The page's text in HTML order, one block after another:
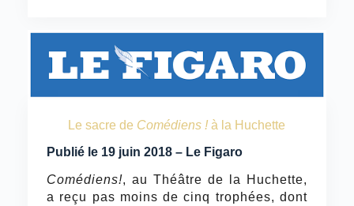
Le sacre de Comédiens !à la Huchette
Publié le 19 juin 2018 – Le Figaro
Comédiens!, au Théâtre de la Huchette,
a reçu pas moins de cinq trophées, dont